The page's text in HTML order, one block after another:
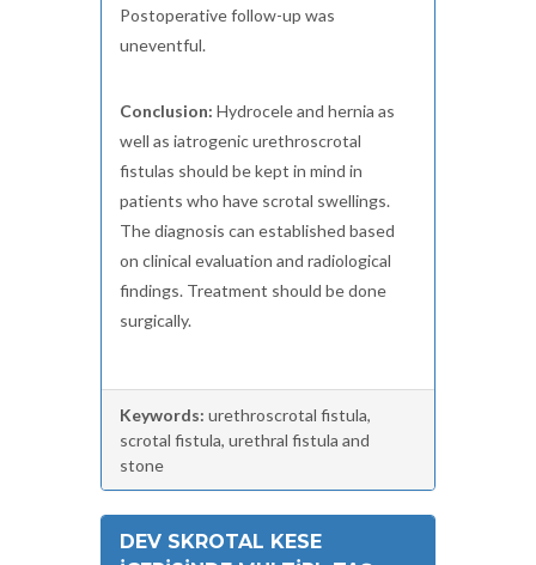
Postoperative follow-up was
uneventful.
Conclusion: Hydrocele and hernia as
well as iatrogenic urethroscrotal
fistulas should be kept in mind in
patients who have scrotal swellings.
The diagnosis can established based
on clinical evaluation and radiological
findings. Treatment should be done
surgically.
Keywords: urethroscrotal fistula,
scrotal fistula, urethral fistula and
stone
DEV SKROTAL KESE